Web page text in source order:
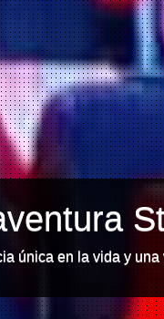
única en la vida y